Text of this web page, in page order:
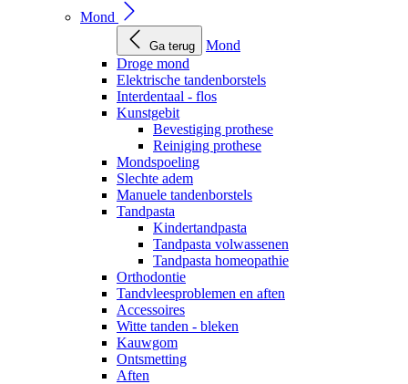
Mond
Ga terug
Mond
Droge mond
Elektrische tandenborstels
Interdentaal - flos
Kunstgebit
Bevestiging prothese
Reiniging prothese
Mondspoeling
Slechte adem
Manuele tandenborstels
Tandpasta
Kindertandpasta
Tandpasta volwassenen
Tandpasta homeopathie
Orthodontie
Tandvleesproblemen en aften
Accessoires
Witte tanden - bleken
Kauwgom
Ontsmetting
Aften